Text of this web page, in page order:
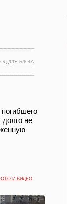
ДЛЯ БЛОГА
не
И ВИДЕО